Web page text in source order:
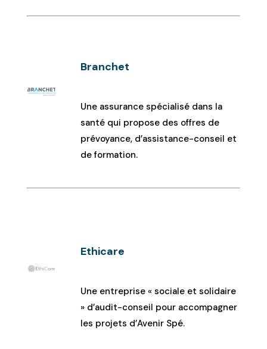
Branchet
Une assurance spécialisé dans la
santé qui propose des offres de
prévoyance, d’assistance-conseil et
de formation.
Ethicare
Une entreprise « sociale et solidaire
» d’audit-conseil pour accompagner
les projets d’Avenir Spé.